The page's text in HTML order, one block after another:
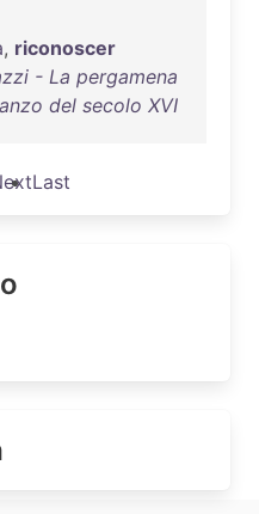
, riconoscer
- La pergamena
del secolo XVI
Last